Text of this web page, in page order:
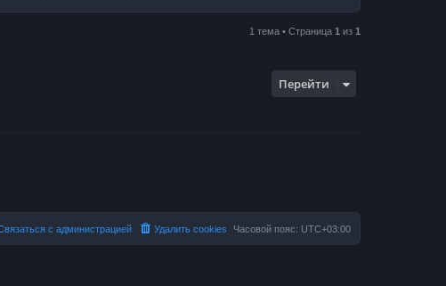
1 тема • Страница 1 из 1
Перейти
Часовой пояс: UTC+03:00
Удалить cookies
с администрацией